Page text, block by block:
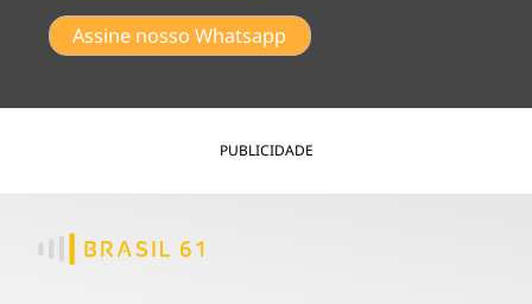
Assine nosso Whatsapp
PUBLICIDADE